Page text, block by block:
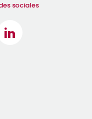
sociales